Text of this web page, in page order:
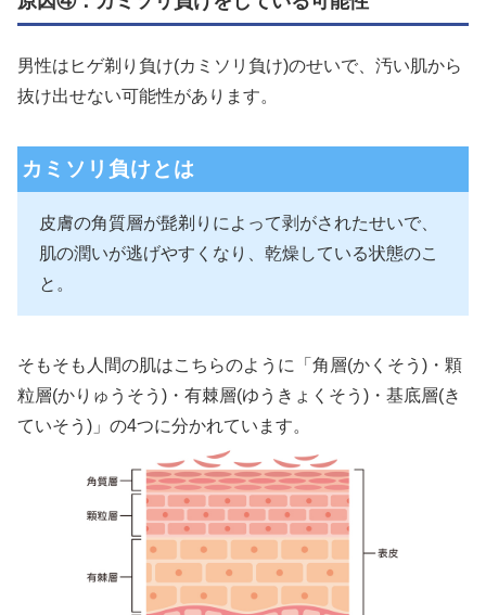
男性はヒゲ剃り負け(カミソリ負け)のせいで、汚い肌から
抜け出せない可能性があります。
カミソリ負けとは
皮膚の角質層が髭剃りによって剥がされたせいで、
肌の潤いが逃げやすくなり、乾燥している状態のこ
と。
そもそも人間の肌はこちらのように「角層(かくそう)・顆
粒層(かりゅうそう)・有棘層(ゆうきょくそう)・基底層(き
ていそう)」の4つに分かれています。